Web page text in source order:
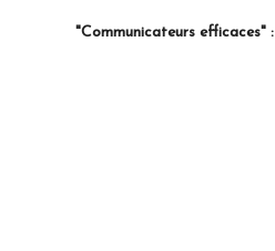
"Communicateurs efficaces" :